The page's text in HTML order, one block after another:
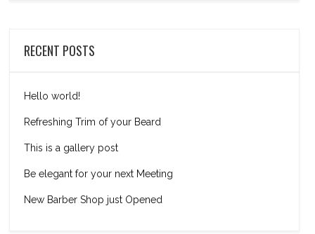
RECENT POSTS
Hello world!
Refreshing Trim of your Beard
This is a gallery post
Be elegant for your next Meeting
New Barber Shop just Opened